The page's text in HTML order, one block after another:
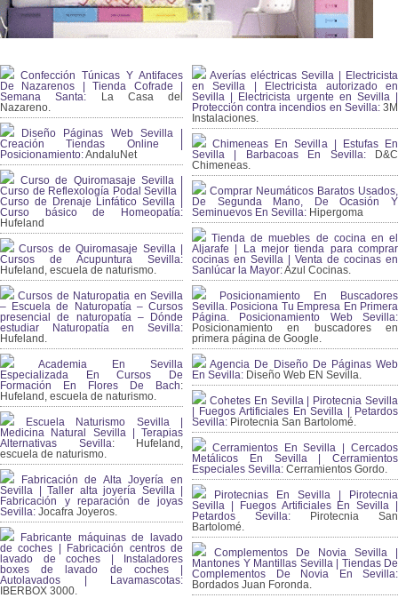
Confección Túnicas Y Antifaces
De Nazarenos | Tienda Cofrade |
Semana Santa: La Casa del
Nazareno.
Diseño Páginas Web Sevilla |
Creación Tiendas Online |
Posicionamiento:AndaluNet
Curso de Quiromasaje Sevilla |
Curso de Reflexología Podal Sevilla |
Curso de Drenaje Linfático Sevilla |
Curso básico de Homeopatía:
Hufeland
Cursos de Quiromasaje Sevilla |
Cursos de Acupuntura Sevilla:
Hufeland, escuela de naturismo.
Cursos de Naturopatia en Sevilla
– Escuela de Naturopatía – Cursos
presencial de naturopatía – Dónde
estudiar Naturopatía en Sevilla:
Hufeland.
Academia En Sevilla
Especializada En Cursos De
Formación En Flores De Bach:
Hufeland, escuela de naturismo.
Escuela Naturismo Sevilla |
Medicina Natural Sevilla | Terapias
Alternativas Sevilla: Hufeland,
escuela de naturismo.
Fabricación de Alta Joyería en
Sevilla | Taller alta joyería Sevilla |
Fabricación y reparación de joyas
Sevilla: Jocafra Joyeros.
Fabricante máquinas de lavado
de coches | Fabricación centros de
lavado de coches | Instaladores
boxes de lavado de coches |
Autolavados | Lavamascotas:
IBERBOX 3000.
Averías eléctricas Sevilla | Electricista
en Sevilla | Electricista autorizado en
Sevilla | Electricista urgente en Sevilla |
Protección contra incendios en Sevilla:3M
Instalaciones.
Chimeneas En Sevilla | Estufas En
Sevilla | Barbacoas En Sevilla:D&C
Chimeneas.
Comprar Neumáticos Baratos Usados,
De Segunda Mano, De Ocasión Y
Seminuevos En Sevilla: Hipergoma
Tienda de muebles de cocina en el
Aljarafe | La mejor tienda para comprar
cocinas en Sevilla | Venta de cocinas en
Sanlúcar la Mayor:Azul Cocinas.
Posicionamiento En Buscadores
Sevilla. Posiciona Tu Empresa En Primera
Página. Posicionamiento Web Sevilla:
Posicionamiento en buscadores en
primera página de Google.
Agencia De Diseño De Páginas Web
En Sevilla: Diseño Web EN Sevilla.
Cohetes En Sevilla | Pirotecnia Sevilla
| Fuegos Artificiales En Sevilla | Petardos
Sevilla: Pirotecnia San Bartolomé.
Cerramientos En Sevilla | Cercados
Metálicos En Sevilla | Cerramientos
Especiales Sevilla: Cerramientos Gordo.
Pirotecnias En Sevilla | Pirotecnia
Sevilla | Fuegos Artificiales En Sevilla |
Petardos Sevilla: Pirotecnia San
Bartolomé.
Complementos De Novia Sevilla |
Mantones Y Mantillas Sevilla | Tiendas De
Complementos De Novia En Sevilla:
Bordados Juan Foronda.